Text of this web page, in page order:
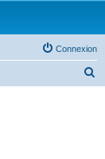
Connexion